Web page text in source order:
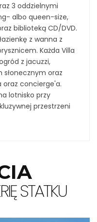
3 oddzielnymi
albo queen-size,
biblioteką CD/DVD.
z wanna z
Każda Villa
z jacuzzi,
słonecznym oraz
oraz concierge'a.
lotnisko przy
przestrzeni
STATKU